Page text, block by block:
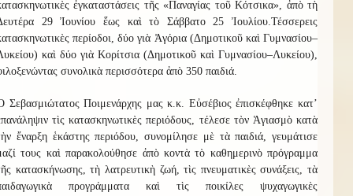
ἐγκαταστάσεις τῆς «Παναγίας τοῦ Κότσικα», ἀπὸ τὴ
29 Ἰουνίου ἕως καὶ τὸ Σάββατο 25 Ἰουλίου.Τέσσερεις
περίοδοι, δύο γιὰ Ἀγόρια (Δημοτικοῦ καὶ Γυμνασίου–
καὶ δύο γιὰ Κορίτσια (Δημοτικοῦ καὶ Γυμνασίου–Λυκείου),
συνολικὰ περισσότερα ἀπὸ 350 παιδιά.
Σεβασμιώτατος Ποιμενάρχης μας κ.κ. Εὐσέβιος ἐπισκέφθηκε κατ’
τὶς κατασκηνωτικὲς περιόδους, τέλεσε τὸν Ἁγιασμὸ κατὰ
ἔναρξη ἑκάστης περιόδου, συνομίλησε μὲ τὰ παιδιά, γευμάτισε
τους καὶ παρακολούθησε ἀπὸ κοντὰ τὸ καθημερινὸ πρόγραμμα
κατασκήνωσης, τὴ λατρευτικὴ ζωή, τὶς πνευματικὲς συνάξεις, τὰ
προγράμματα καὶ τὶς ποικίλες ψυχαγωγικὲς